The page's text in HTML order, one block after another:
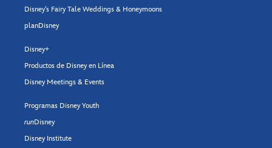
Disney's Fairy Tale Weddings & Honeymoons
planDisney
Disney+
Productos de Disney en Línea
Disney Meetings & Events
Programas Disney Youth
runDisney
Disney Institute